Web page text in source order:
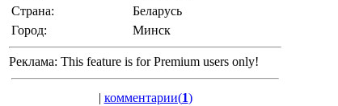
Страна:
Беларусь
Город:
Минск
Реклама: This feature is for Premium users only!
| комментарии(1)